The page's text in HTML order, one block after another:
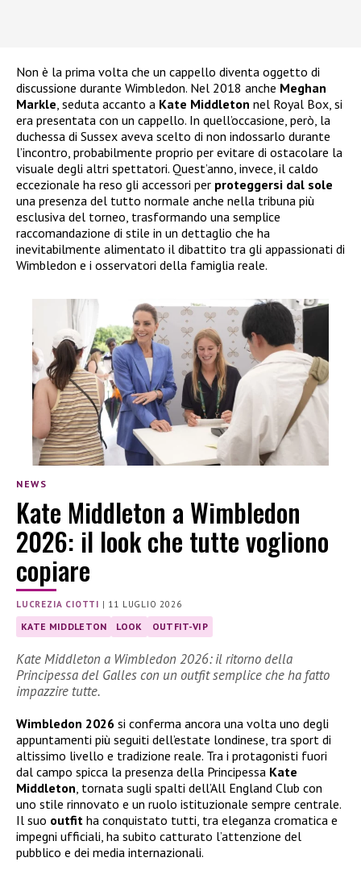
Non è la prima volta che un cappello diventa oggetto di
discussione durante Wimbledon. Nel 2018 anche Meghan
Markle , seduta accanto a Kate Middleton nel Royal Box, si
era presentata con un cappello. In quell’occasione, però, la
duchessa di Sussex aveva scelto di non indossarlo durante
l’incontro, probabilmente proprio per evitare di ostacolare la
visuale degli altri spettatori. Quest’anno, invece, il caldo
eccezionale ha reso gli accessori per proteggersi dal sole
una presenza del tutto normale anche nella tribuna più
esclusiva del torneo, trasformando una semplice
raccomandazione di stile in un dettaglio che ha
inevitabilmente alimentato il dibattito tra gli appassionati di
Wimbledon e i osservatori della famiglia reale.
NEWS
Kate Middleton a Wimbledon
2026: il look che tutte vogliono
copiare
LUCREZIA CIOTTI | 11 LUGLIO 2026
KATE MIDDLETON LOOK OUTFIT-VIP
Kate Middleton a Wimbledon 2026: il ritorno della
Principessa del Galles con un outfit semplice che ha fatto
impazzire tutte.
Wimbledon 2026 si conferma ancora una volta uno degli
appuntamenti più seguiti dell’estate londinese, tra sport di
altissimo livello e tradizione reale. Tra i protagonisti fuori
dal campo spicca la presenza della Principessa Kate
Middleton , tornata sugli spalti dell’All England Club con
uno stile rinnovato e un ruolo istituzionale sempre centrale.
Il suo outfit ha conquistato tutti, tra eleganza cromatica e
impegni ufficiali, ha subito catturato l’attenzione del
pubblico e dei media internazionali.